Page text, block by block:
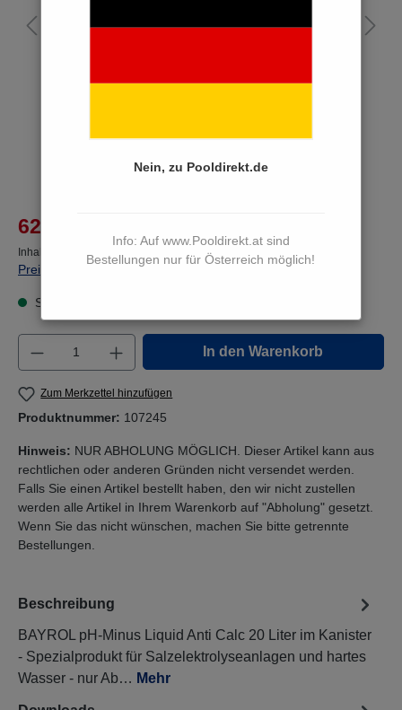
Nein, zu Pooldirekt.de
Info: Auf www.Pooldirekt.at sind
Bestellungen nur für Österreich möglich!
62,90 €*
Inhalt:
20 Liter(3,15 €* / 1 Liter)
Preise inkl. MwSt. zzgl. Versandkosten
Sofort versandfertig, Lieferzeit 3 bis 5 Werktage
Produkt Anzahl: Gib den gewünschten
In den Warenkorb
Zum Merkzettel hinzufügen
Produktnummer: 107245
Hinweis: NUR ABHOLUNG MÖGLICH. Dieser Artikel kann aus
rechtlichen oder anderen Gründen nicht versendet werden.
Falls Sie einen Artikel bestellt haben, den wir nicht zustellen
werden alle Artikel in Ihrem Warenkorb auf "Abholung" gesetzt.
Wenn Sie das nicht wünschen, machen Sie bitte getrennte
Bestellungen.
Beschreibung
BAYROL pH-Minus Liquid Anti Calc 20 Liter im Kanister
- Spezialprodukt für Salzelektrolyseanlagen und hartes
Wasser - nur Ab… Mehr